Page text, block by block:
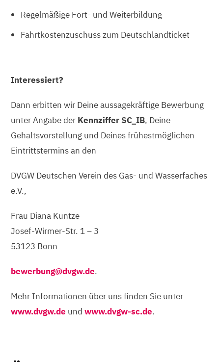
Regelmäßige Fort- und Weiterbildung
Fahrtkostenzuschuss zum Deutschlandticket
Interessiert?
Dann erbitten wir Deine aussagekräftige Bewerbung
unter Angabe der Kennziffer SC_IB, Deine
Gehaltsvorstellung und Deines frühestmöglichen
Eintrittstermins an den
DVGW Deutschen Verein des Gas- und Wasserfaches
e.V.,
Frau Diana Kuntze
Josef-Wirmer-Str. 1 – 3
53123 Bonn
bewerbung@dvgw.de.
Mehr Informationen über uns finden Sie unter
www.dvgw.de undwww.dvgw-sc.de.